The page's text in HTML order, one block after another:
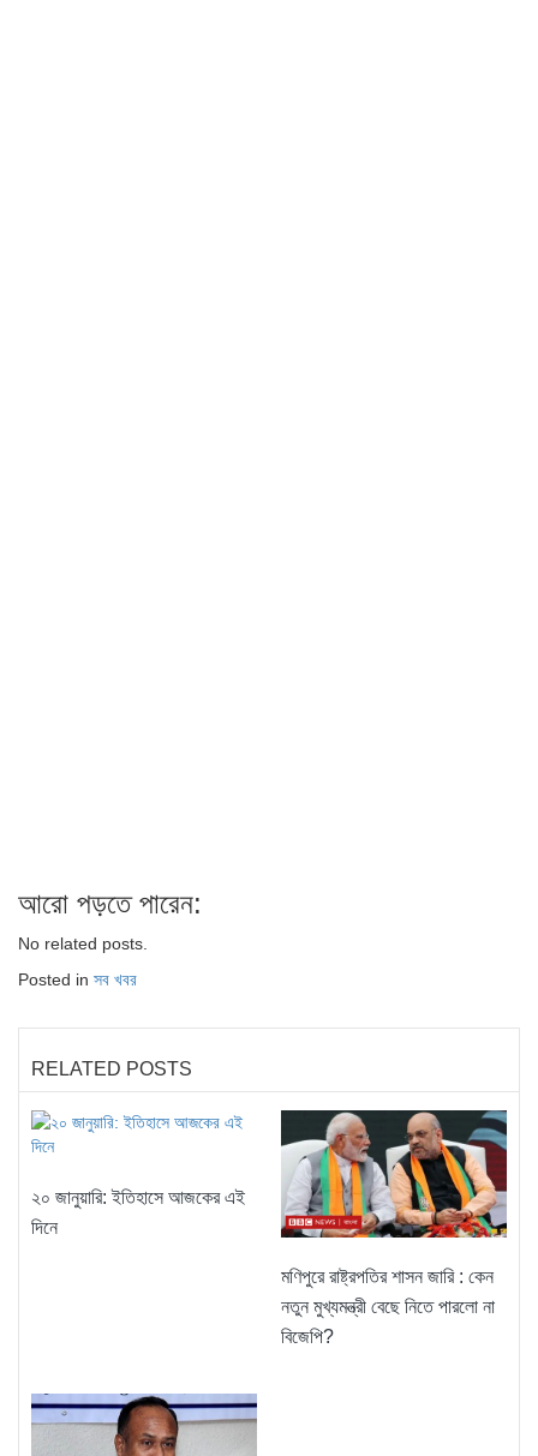
আরো পড়তে পারেন:
No related posts.
Posted in সব খবর
RELATED POSTS
২০ জানুয়ারি: ইতিহাসে আজকের এই
দিনে
মণিপুরে রাষ্ট্রপতির শাসন জারি : কেন
নতুন মুখ্যমন্ত্রী বেছে নিতে পারলো না
বিজেপি?